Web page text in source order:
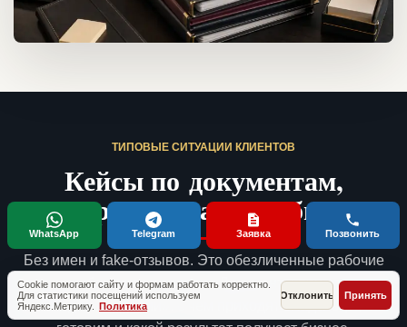
ТИПОВЫЕ СИТУАЦИИ КЛИЕНТОВ
Кейсы по документам,
проверкам и запуску бизнеса
Без имен и fake-отзывов. Это обезличенные рабочие
ситуации, близкие к запросу «Документы при открытии
в 2026 для пиццерии»: с чем приходят владельцы, что
Cookie помогают сайту и формам работать корректно.
Для статистики посещений используем
Яндекс.Метрику. Политика
Отклонить Принять
WhatsApp Telegram Заявка Позвонить